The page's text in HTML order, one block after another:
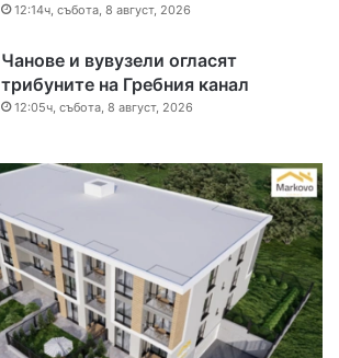
12:14ч, събота, 8 август, 2026
Чанове и вувузели огласят
трибуните на Гребния канал
12:05ч, събота, 8 август, 2026